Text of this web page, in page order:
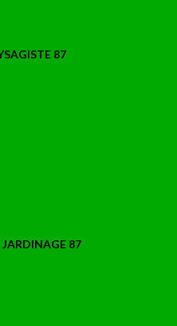
87
JARDINAGE 87